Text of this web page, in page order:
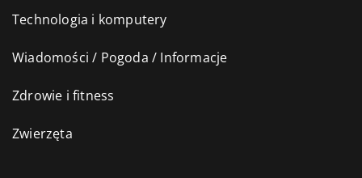
Technologia i komputery
Wiadomości / Pogoda / Informacje
Zdrowie i fitness
Zwierzęta